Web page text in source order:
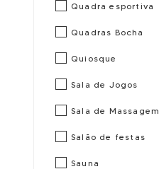
Quadra esportiva
Quadras Bocha
Quiosque
Sala de Jogos
Sala de Massagem
Salão de festas
Sauna